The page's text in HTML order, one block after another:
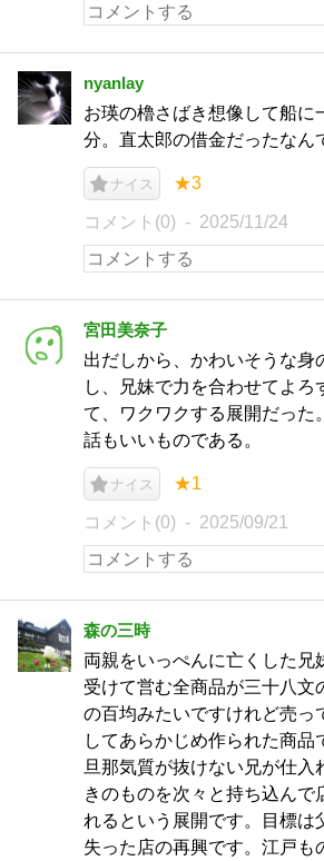
nyanlay
お瑛の櫓さばき想像して船に
分。直太郎の借金だったなん
ナイス ★3
コメント(0) 2025/11/24
宮田美奈子
出だしから、かわいそうな身
し、兄妹で力を合わせてよろ
て、ワクワクする展開だった
話もいいものである。
ナイス ★1
コメント(0) 2025/09/21
森の三時
両親をいっぺんに亡くした兄
受けて営む全商品が三十八文
の百均みたいですけれど売っ
してあらかじめ作られた商品
旦那気質が抜けない兄が仕入
きのものを次々と持ち込んで
れるという展開です。目標は
失った店の再興です。江戸も